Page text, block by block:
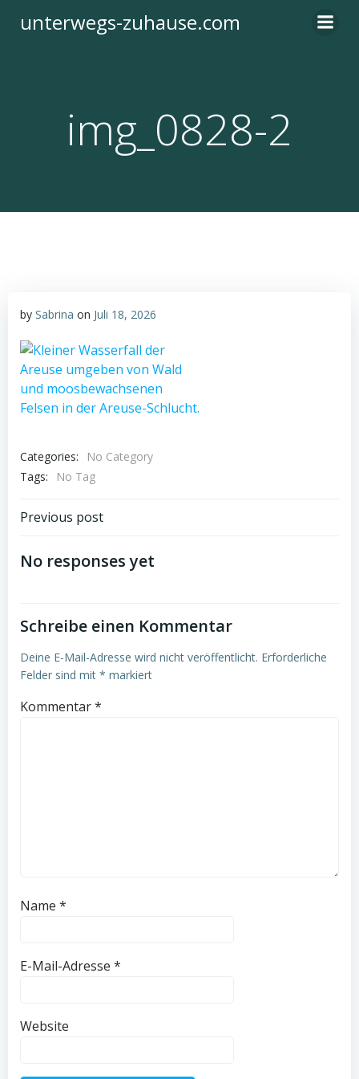
Inhalt
unterwegs-zuhause.com
img_0828-2
by Sabrina on Juli 18, 2026
Categories:
No Category
Tags:
No Tag
Post
navigation
Previous post
No responses yet
Schreibe einen Kommentar
Deine E-Mail-Adresse wird nicht veröffentlicht. Erforderliche
Felder sind mit * markiert
Kommentar*
Name *
E-Mail-Adresse *
Website